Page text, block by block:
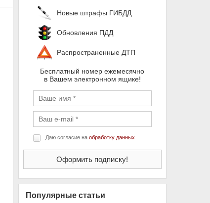
Новые штрафы ГИБДД
Обновления ПДД
Распространенные ДТП
Бесплатный номер ежемесячно
в Вашем электронном ящике!
Даю согласие на обработку данных
Популярные статьи